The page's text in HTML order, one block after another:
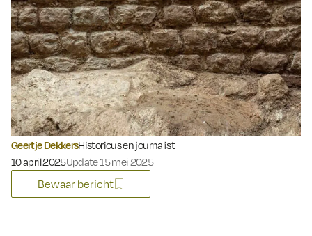
Geertje DekkersHistoricus en journalist
Gepubliceerd op:
10 april 2025Update 15 mei 2025
Bewaar bericht